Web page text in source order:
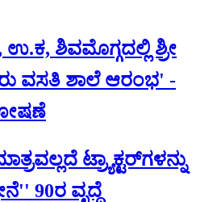
ಶಿವಮೊಗ್ಗದಲ್ಲಿ ಶ್ರೀ
ವಸತಿ ಶಾಲೆ ಆರಂಭ' -
ಟ್ರ್ಯಾಕ್ಟರ್​ಗಳನ್ನು
90ರ ವೃದ್ಧೆ